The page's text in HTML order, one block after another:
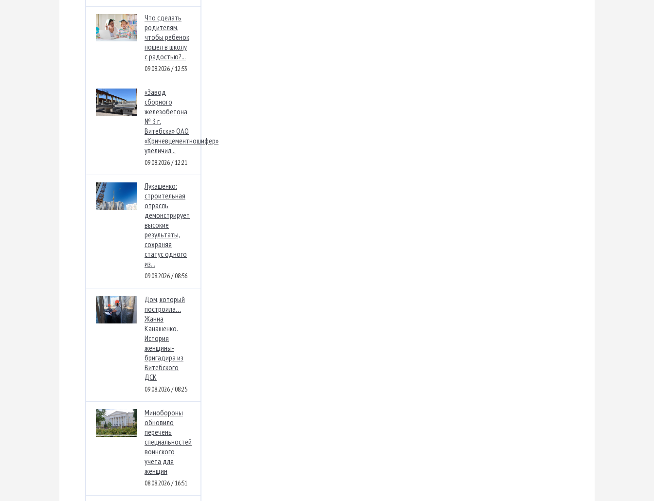
Что сделать
родителям,
чтобы ребенок
пошел в школу
с радостью?...
09.08.2026 / 12:53
«Завод
сборного
железобетона
№ 3 г.
Витебска» ОАО
«Кричевцементношифер»
увеличил...
09.08.2026 / 12:21
Лукашенко:
строительная
отрасль
демонстрирует
высокие
результаты,
сохраняя
статус одного
из...
09.08.2026 / 08:56
Дом, который
построила…
Жанна
Канашенко.
История
женщины-
бригадира из
Витебского
ДСК
09.08.2026 / 08:25
Минобороны
обновило
перечень
специальностей
воинского
учета для
женщин
08.08.2026 / 16:51